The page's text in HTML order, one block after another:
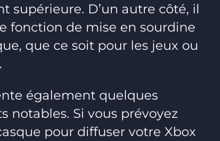
supérieure. D’un autre côté, il
fonction de mise en sourdine
que ce soit pour les jeux ou
également quelques
notables. Si vous prévoyez
pour diffuser votre Xbox